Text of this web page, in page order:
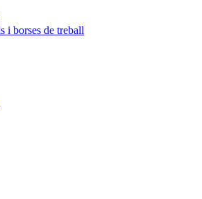
i borses de treball